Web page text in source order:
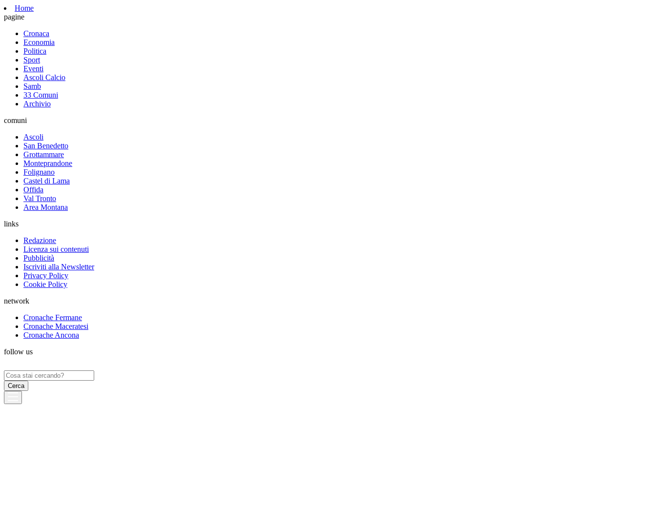
Home
pagine
Cronaca
Economia
Politica
Sport
Eventi
Ascoli Calcio
Samb
33 Comuni
Archivio
comuni
Ascoli
San Benedetto
Grottammare
Monteprandone
Folignano
Castel di Lama
Offida
Val Tronto
Area Montana
links
Redazione
Licenza sui contenuti
Pubblicità
Iscriviti alla Newsletter
Privacy Policy
Cookie Policy
network
Cronache Fermane
Cronache Maceratesi
Cronache Ancona
follow us
Ricerca
per: